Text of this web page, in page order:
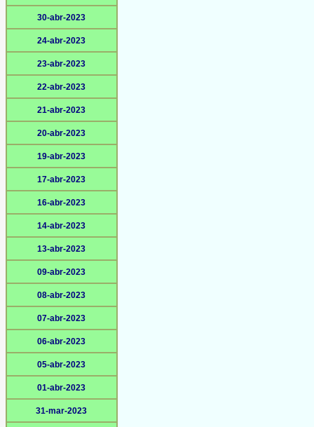
30-abr-2023
24-abr-2023
23-abr-2023
22-abr-2023
21-abr-2023
20-abr-2023
19-abr-2023
17-abr-2023
16-abr-2023
14-abr-2023
13-abr-2023
09-abr-2023
08-abr-2023
07-abr-2023
06-abr-2023
05-abr-2023
01-abr-2023
31-mar-2023